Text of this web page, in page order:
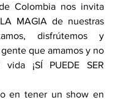
Colombia nos invita
MAGIA de nuestras
disfrútemos y
que amamos y no
¡SÍ PUEDE SER
en tener un show en